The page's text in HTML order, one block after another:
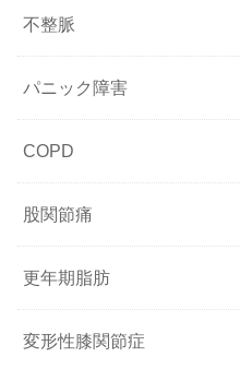
不整脈
パニック障害
COPD
股関節痛
更年期脂肪
変形性膝関節症